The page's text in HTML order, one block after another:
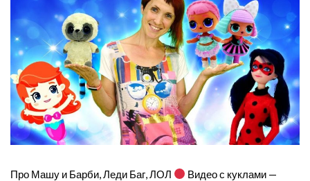
Про Машу и Барби, Леди Баг, ЛОЛ
Видео с куклами —